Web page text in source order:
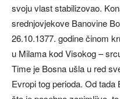
svoju vlast stabilizovao.
srednjovjekove Banovine
26.10.1377. godine činom
u Milama kod Visokog –
Time je Bosna ušla u red
Evropi tog perioda. Od